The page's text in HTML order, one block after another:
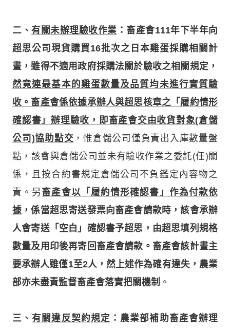
二、 有關未辦理驗收作業 ：畜產會111年下半年向
超思公司現貨購買16批次之日本雞蛋採購相關計
畫，雖得不適用政府採購法關於驗收之相關規定，
然竟連最基本的雞蛋數量及品質均未進行實質驗
收。畜產會係依據承辦人與超思核章之「履約情形
確認書」辦理驗收，即畜產會交由收貨對象(倉儲
公司)協助點交 ，惟倉儲公司僅負責出入庫數量盤
點，該會與倉儲公司並未有驗收作業之委託(任)關
係，且按合約書規定倉儲公司不負鑑定內容物之
責。另 畜產會以「履約情形確認書」作為付款依
據 ，係當超思寄送發票向畜產會請款時，該會承辦
人會寄送「空白」確認書予超思，由超思填列規格
數量及用印後再寄回畜產會請款。畜產會該計畫主
要承辦人雖僅1至2人，然上述作為確有違失，農業
部亦未盡責監督畜產會落實把關機制 。
三、有關違反契約規定 ：農業部補助畜產會辦理